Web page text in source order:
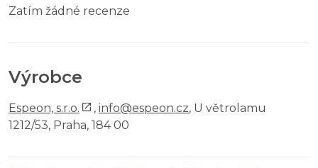
Zatím žádné recenze
Výrobce
Espeon, s.r.o. , info@espeon.cz, U větrolamu
1212/53, Praha, 184 00